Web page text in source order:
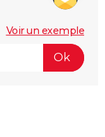
Voir un exemple